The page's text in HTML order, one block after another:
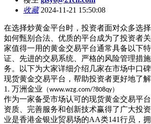
收藏2024-11-21 15:50:08
在选择炒黄金平台时，投资者面对众多选择
如何甄别合法、优质的平台成为了投资者
家值得一用的黄金交易平台通常具备以下
证、先进的交易系统、严格的风险管理措
务。以下为大家详细介绍几家在市场中口
现货黄金交易平台，帮助投资者更好地了解
1. 万洲金业 （www.wzg.com/?808qy）
作为一家备受市场认可的现货黄金交易平
资质、完善服务和创新技术赢得了广大投
业是香港金银业贸易场的AA类141行员，